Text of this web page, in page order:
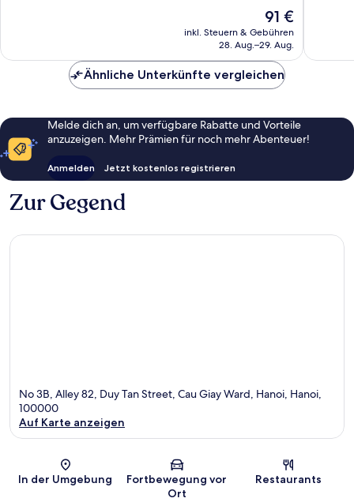
Der
Preis
beträgt
91 €
inkl. Steuern & Gebühren
28. Aug.–29. Aug.
Ähnliche Unterkünfte vergleichen
Melde dich an, um verfügbare Rabatte und Vorteile
anzuzeigen. Mehr Prämien für noch mehr Abenteuer!
Anmelden Jetzt kostenlos registrieren
Zur Gegend
No 3B, Alley 82, Duy Tan Street, Cau Giay Ward, Hanoi, Hanoi,
100000
Auf Karte anzeigen
In der Umgebung
Fortbewegung vor
Ort
Restaurants